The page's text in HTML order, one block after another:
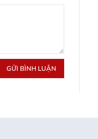
GỬI BÌNH LUẬN